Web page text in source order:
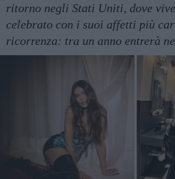
ritorno negli Stati Uniti, dove
celebrato con i suoi affetti più
ricorrenza: tra un anno entrerà